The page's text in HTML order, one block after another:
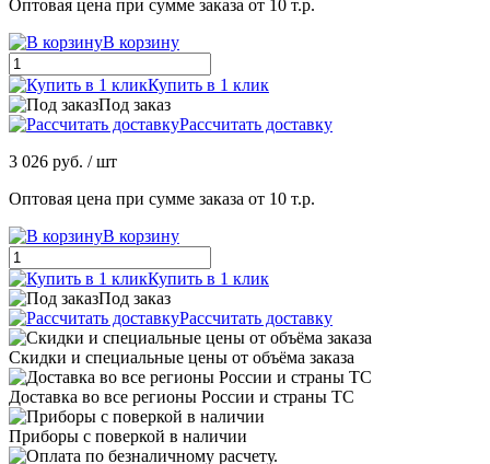
Оптовая цена при сумме заказа от 10 т.р.
В корзину
Купить в 1 клик
Под заказ
Рассчитать доставку
3 026 руб. / шт
Оптовая цена при сумме заказа от 10 т.р.
В корзину
Купить в 1 клик
Под заказ
Рассчитать доставку
Скидки и специальные цены от объёма заказа
Доставка во все регионы России и страны ТС
Приборы с поверкой в наличии